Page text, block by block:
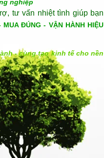
nghiệp
tư vấn nhiệt tình giúp bạn
MUA ĐÚNG - VẬN HÀNH HIỆU
- cùng tạo kinh tế cho nền